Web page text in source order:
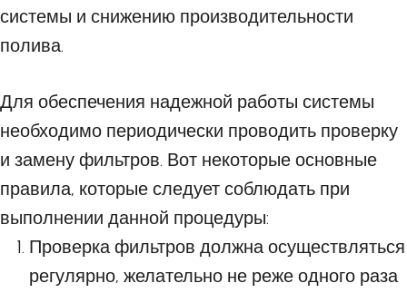
системы и снижению производительности
полива.
Для обеспечения надежной работы системы
необходимо периодически проводить проверку
и замену фильтров. Вот некоторые основные
правила, которые следует соблюдать при
выполнении данной процедуры:
Проверка фильтров должна осуществляться
регулярно, желательно не реже одного раза